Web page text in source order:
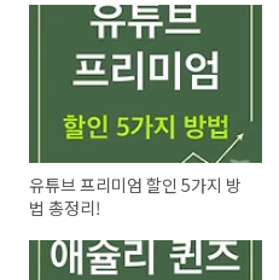
유튜브 프리미엄 할인 5가지 방
법 총정리!